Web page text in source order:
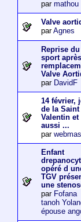
par mathou
Valve
parAgnes
Reprise du
sport après
Valve
par DavidF
14 février,
de la Saint
Valentin et
aussi ...
par
Enfant
opéré d
TGV
une
par Fofana
tanoh
épouse